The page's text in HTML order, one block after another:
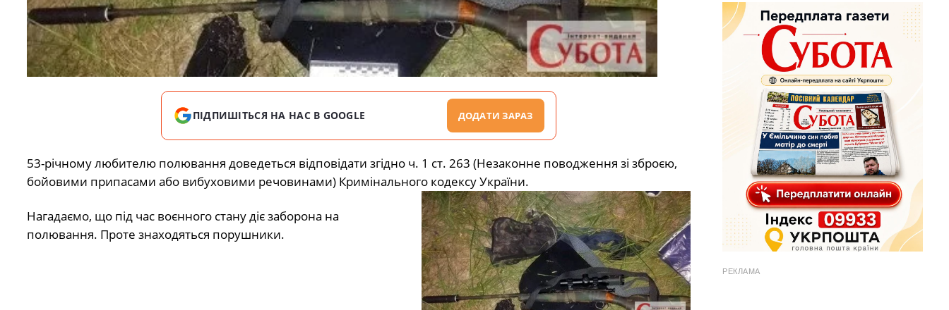
ПІДПИШІТЬСЯ НА НАС В GOOGLE ДОДАТИ ЗАРАЗ
53-річному любителю полювання доведеться відповідати згідно ч. 1 ст. 263 (Незаконне поводження зі зброєю,
бойовими припасами або вибуховими речовинами) Кримінального кодексу України.
Нагадаємо, що під час воєнного стану діє заборона на
полювання. Проте знаходяться порушники.
РЕКЛАМА